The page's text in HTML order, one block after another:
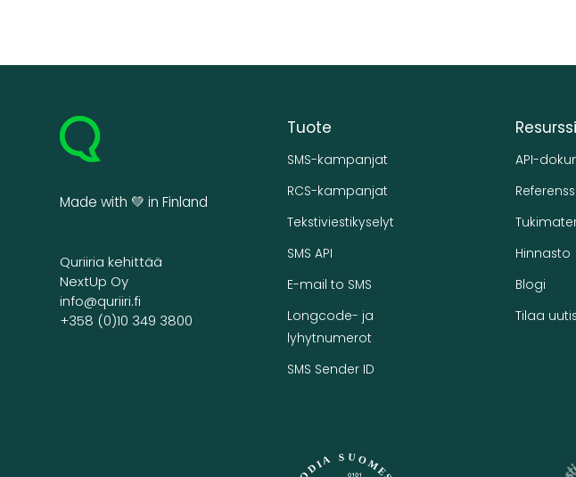
Made with 💚 in Finland
Quriiria kehittää
NextUp Oy
info@quriiri.fi
+358 (0)10 349 3800
Tuote
SMS-kampanjat
RCS-kampanjat
Tekstiviestikyselyt
SMS API
E-mail to SMS
Longcode- ja
lyhytnumerot
SMS Sender ID
API-
Hinnasto
Blogi
Tilaa